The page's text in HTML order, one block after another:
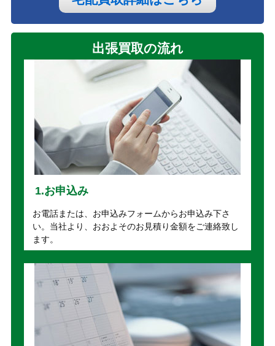
出張買取の流れ
1.お申込み
お電話または、お申込みフォームからお申込み下さ
い。当社より、おおよそのお見積り金額をご連絡致し
ます。